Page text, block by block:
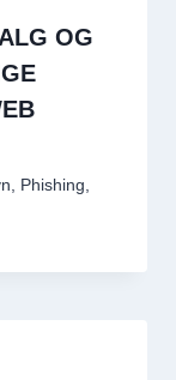
OG
, Phishing,